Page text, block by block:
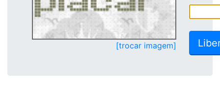
[trocar imagem]